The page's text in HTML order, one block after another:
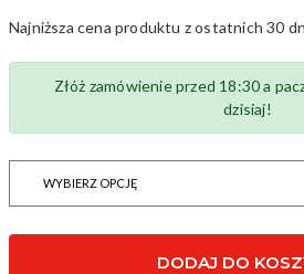
Najniższa cena produktu z ostatnich 30
Złóż zamówienie przed 18:30 a
dzisiaj!
DODAJ DO